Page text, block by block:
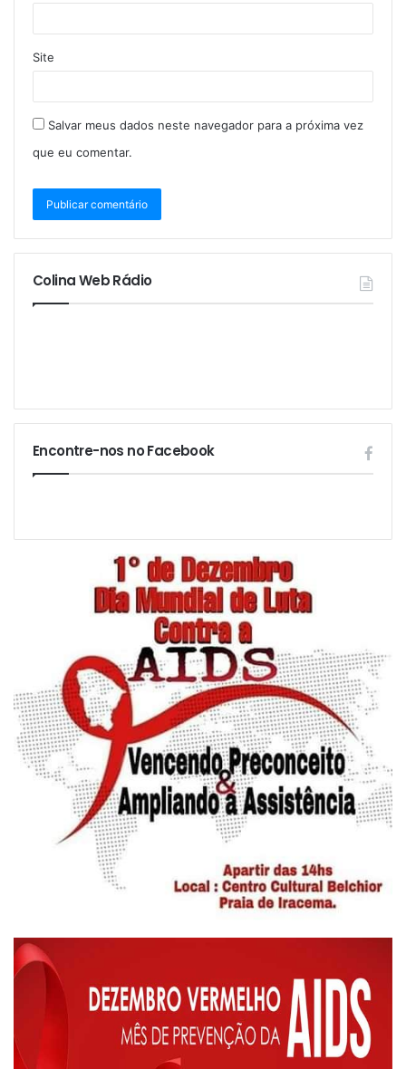
Site
Salvar meus dados neste navegador para a próxima vez
que eu comentar.
Colina Web Rádio
Encontre-nos no Facebook